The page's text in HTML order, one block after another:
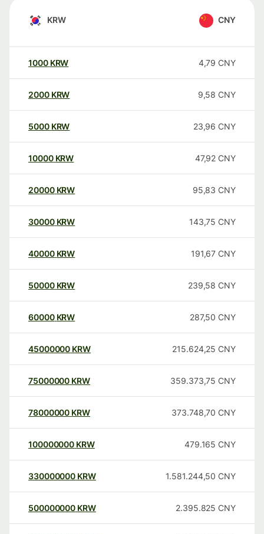
KRW CNY
1000 KRW 4,79 CNY
2000 KRW 9,58 CNY
5000 KRW 23,96 CNY
10000 KRW 47,92 CNY
20000 KRW 95,83 CNY
30000 KRW 143,75 CNY
40000 KRW 191,67 CNY
50000 KRW 239,58 CNY
60000 KRW 287,50 CNY
45000000 KRW 215.624,25 CNY
75000000 KRW 359.373,75 CNY
78000000 KRW 373.748,70 CNY
100000000 KRW 479.165 CNY
330000000 KRW 1.581.244,50 CNY
500000000 KRW 2.395.825 CNY